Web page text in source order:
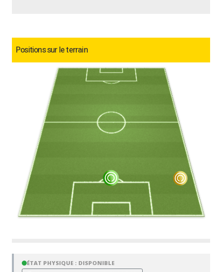
Positions sur le terrain
ÉTAT PHYSIQUE : DISPONIBLE